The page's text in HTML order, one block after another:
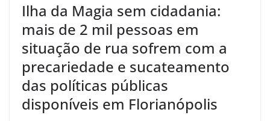
Ilha da Magia sem cidadania:
mais de 2 mil pessoas em
situação de rua sofrem com a
precariedade e sucateamento
das políticas públicas
disponíveis em Florianópolis